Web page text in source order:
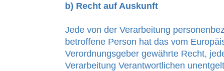
b) Recht auf Auskunft
Jede von der Verarbeitung
betroffene Person hat das vom
Verordnungsgeber gewährte Recht,
Verarbeitung Verantwortlichen